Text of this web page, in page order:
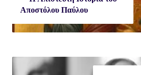
Αποστόλου Παύλου